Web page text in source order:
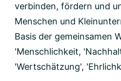
verbinden, fördern und
Menschen und
Basis der gemeinsamen
'Menschlichkeit,
'Wertschätzung',